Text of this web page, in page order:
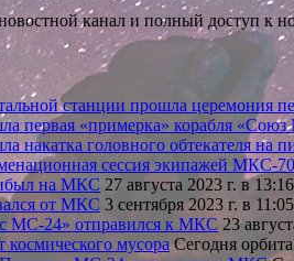
канал и полный доступ к
станции прошла церемония
первая «примерка» корабля
накатка головного обтекателя на
сессия экипажей МКС-
на МКС 27 августа 2023 г. в
от МКС 3 сентября 2023 г. в
МС-24» отправился к МКС 23
мусораСегодня